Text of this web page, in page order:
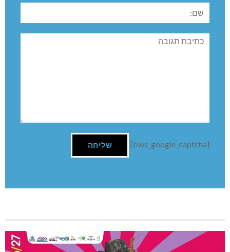
שם:
תגובה
[bws_google_captcha]